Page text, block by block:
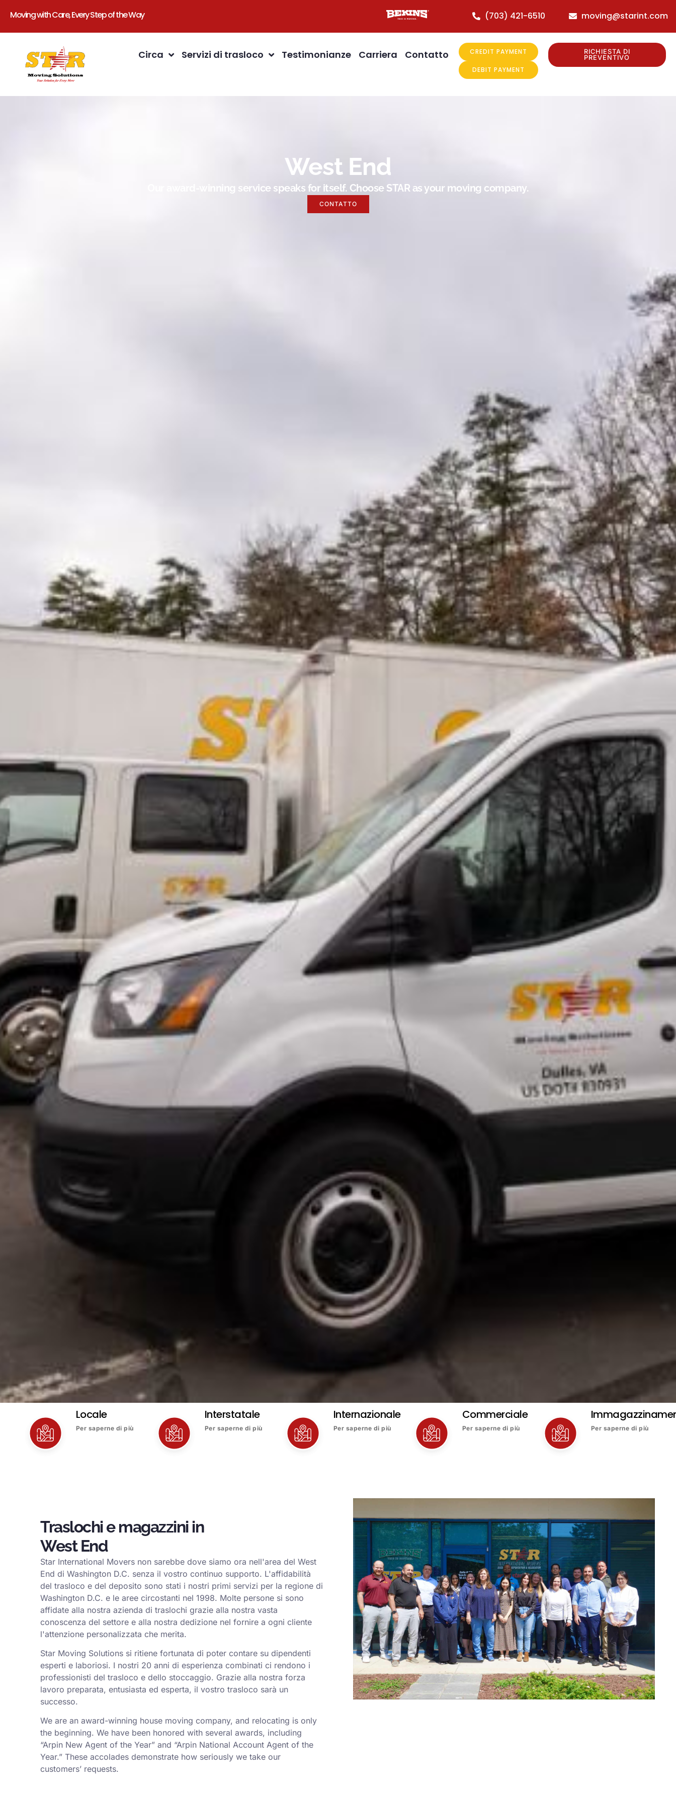
Moving with Care, Every Step of the Way (703) 421-6510 moving@starint.com
Circa Servizi di trasloco Testimonianze Carriera Contatto CREDIT PAYMENT
DEBIT PAYMENT
RICHIESTA DI
PREVENTIVO
West End
Our award-winning service speaks for itself. Choose STAR as your moving company.
CONTATTO
Locale
Per saperne di più
Interstatale
Per saperne di più
Internazionale
Per saperne di più
Commerciale
Per saperne di più Per saperne di più
Traslochi e magazzini in
West End
Star International Movers non sarebbe dove siamo ora nell'area del West
End di Washington D.C. senza il vostro continuo supporto. L'affidabilità
del trasloco e del deposito sono stati i nostri primi servizi per la regione di
Washington D.C. e le aree circostanti nel 1998. Molte persone si sono
affidate alla nostra azienda di traslochi grazie alla nostra vasta
conoscenza del settore e alla nostra dedizione nel fornire a ogni cliente
l'attenzione personalizzata che merita.
Star Moving Solutions si ritiene fortunata di poter contare su dipendenti
esperti e laboriosi. I nostri 20 anni di esperienza combinati ci rendono i
professionisti del trasloco e dello stoccaggio. Grazie alla nostra forza
lavoro preparata, entusiasta ed esperta, il vostro trasloco sarà un
successo.
We are an award-winning house moving company, and relocating is only
the beginning. We have been honored with several awards, including
“Arpin New Agent of the Year” and “Arpin National Account Agent of the
Year.” These accolades demonstrate how seriously we take our
customers’ requests.